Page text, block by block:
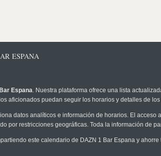
ESPANA
Espana. Nuestra plataforma ofrece una lista
aficionados puedan seguir los horarios y detalles de
datos analíticos e información de horarios. El
por restricciones geográficas. Toda la información de
este calendario de DAZN 1 Bar Espana y